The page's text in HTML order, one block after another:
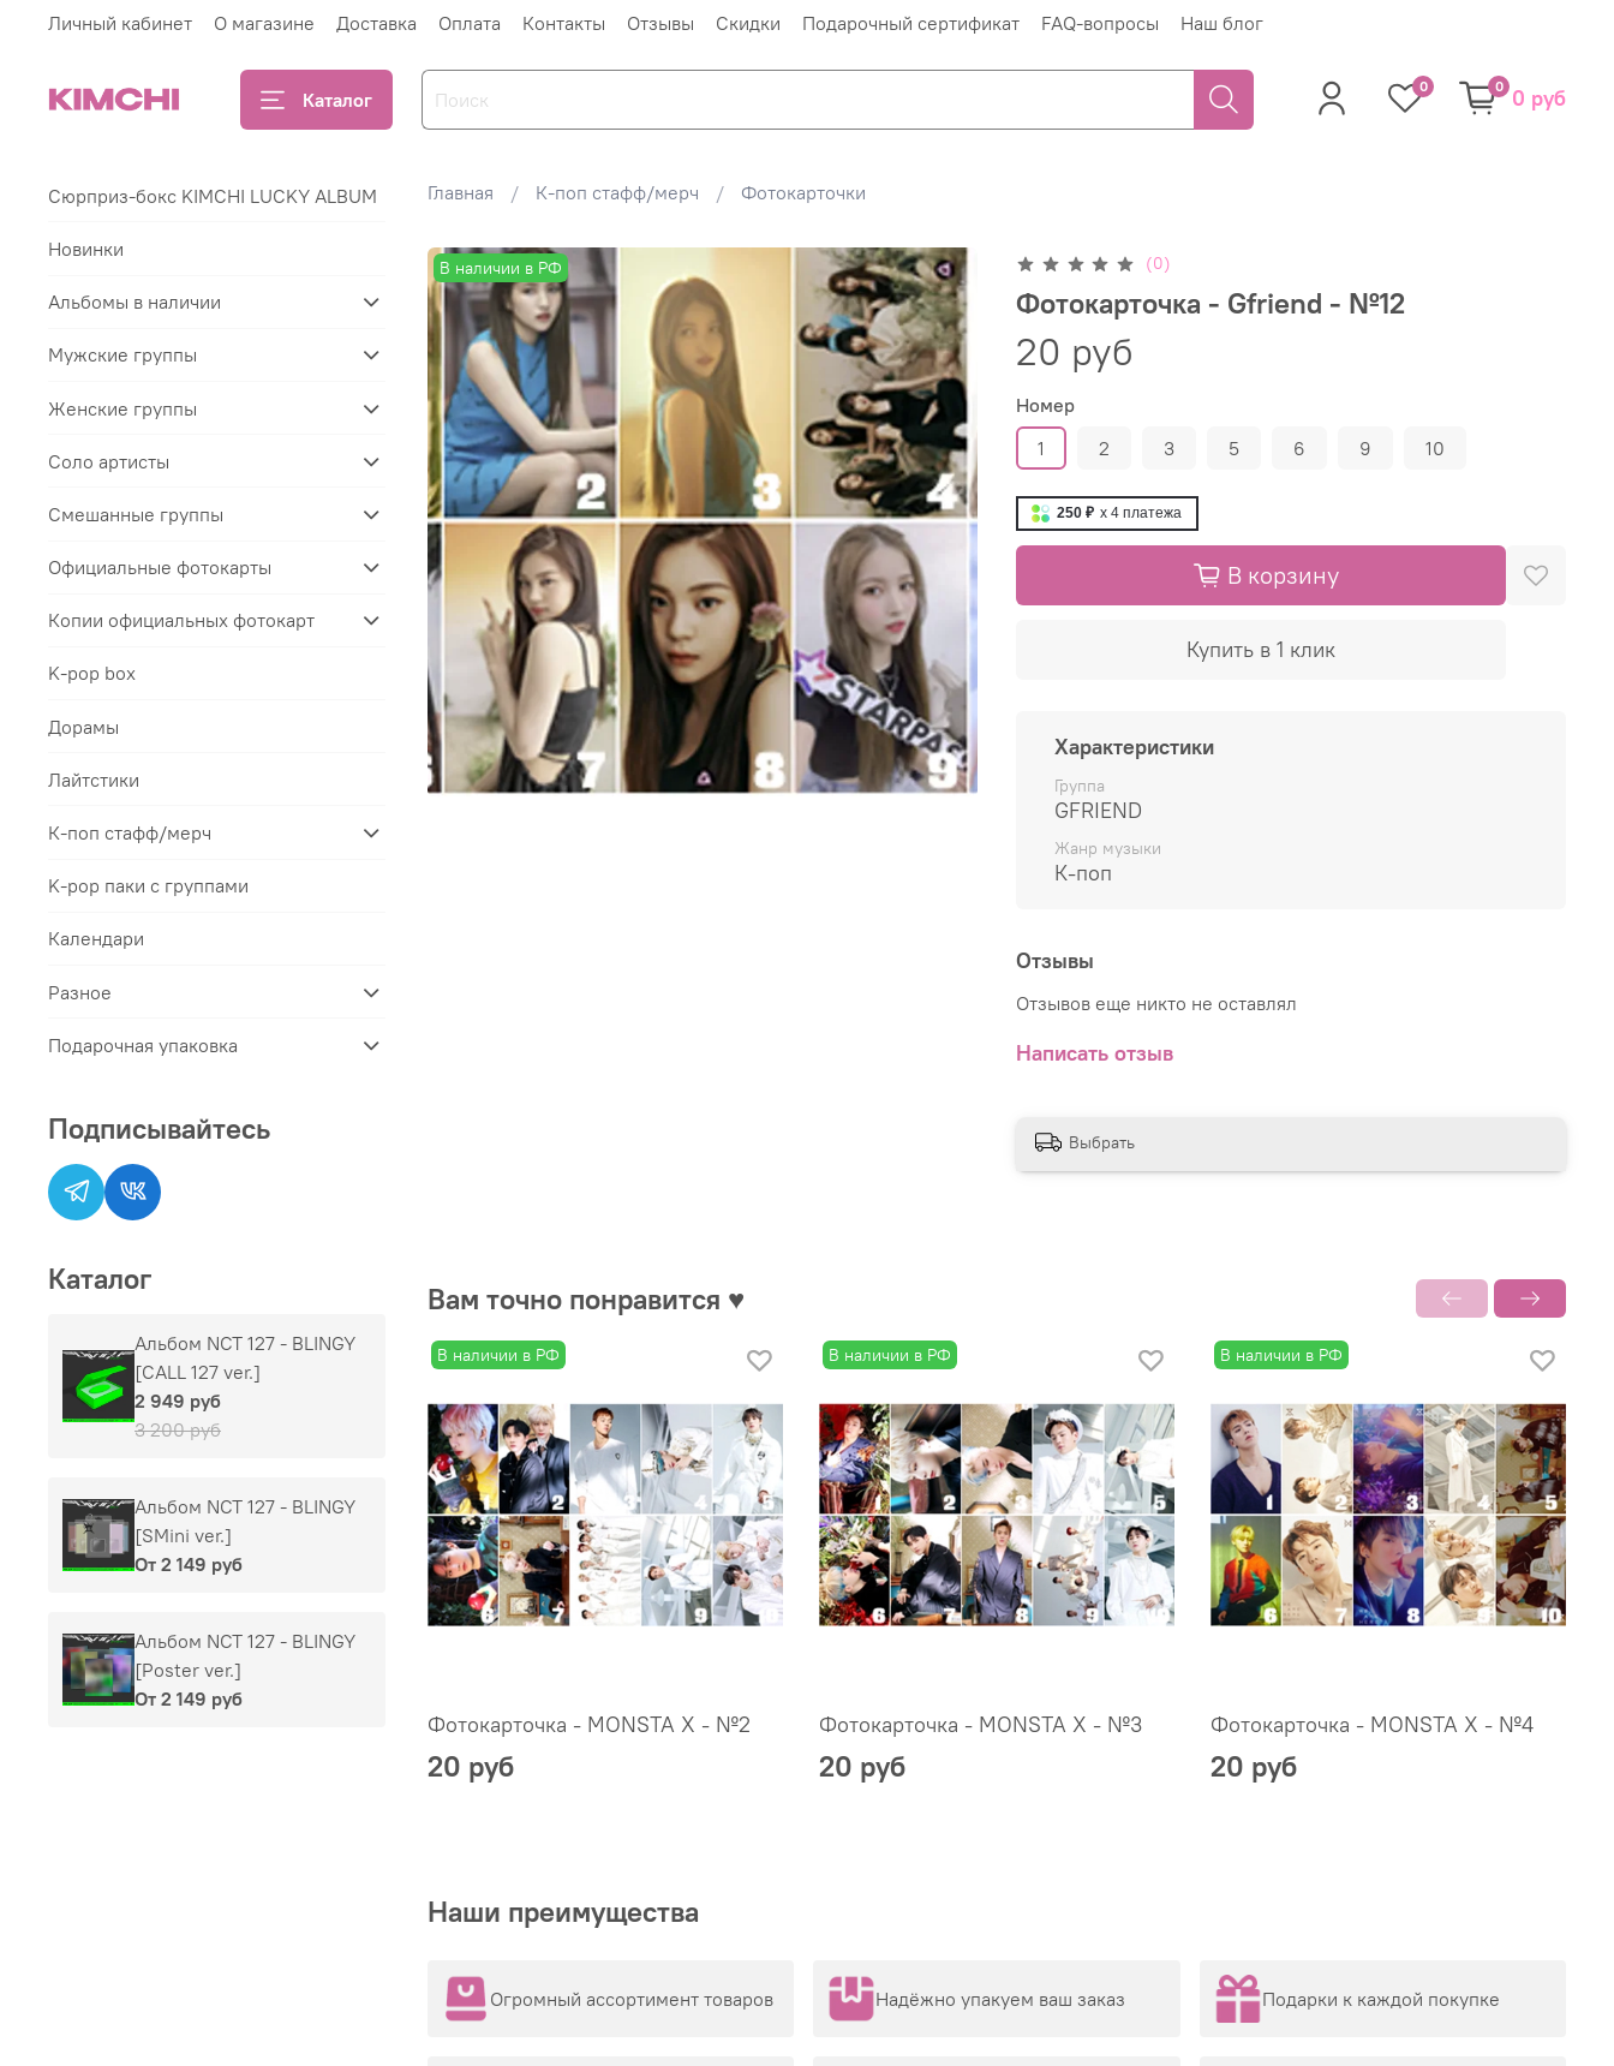
Личный кабинет О магазине Доставка Оплата Контакты Отзывы Скидки Подарочный сертификат FAQ-вопросы Наш блог
Каталог
0 0 0 руб
Главная К-поп стафф/мерч Фотокарточки
В наличии в РФ (0)
Фотокарточка - Gfriend - №12
20 руб
Номер
1
2 3 5 6 9 10
250 ₽ x 4платежа
В корзину
Купить в 1 клик
Характеристики
Группа
GFRIEND
Жанр музыки
К-поп
Отзывы
Отзывов еще никто не оставлял
Написать отзыв
Выбрать
Вам точно понравится ♥
В наличии в РФ
Фотокарточка - MONSTA X - №2
20 руб
В наличии в РФ
Фотокарточка - MONSTA X - №3
20 руб
В наличии в РФ
Фотокарточка - MONSTA X - №4
20 руб
Наши преимущества
Огромный ассортимент товаров Надёжно упакуем ваш заказ Подарки к каждой покупке
Сюрприз-бокс KIMCHI LUCKY ALBUM
Новинки
Альбомы в наличии
Мужские группы
Женские группы
Соло артисты
Смешанные группы
Официальные фотокарты
Копии официальных фотокарт
K-pop box
Дорамы
Лайтстики
К-поп стафф/мерч
K-pop паки с группами
Календари
Разное
Подарочная упаковка
Подписывайтесь
Каталог
Альбом NCT 127 - BLINGY
[CALL 127 ver.]
2 949 руб
3 200 руб
Альбом NCT 127 - BLINGY
[SMini ver.]
От 2 149 руб
Альбом NCT 127 - BLINGY
[Poster ver.]
От 2 149 руб